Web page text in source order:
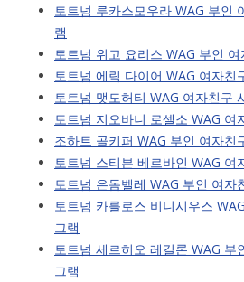
토트넘 루카스모우라 WAG 부인
램
토트넘 위고 요리스 WAG 부인
토트넘 에릭 다이어 WAG 여자친
토트넘 맷도허티 WAG 여자친구
토트넘 지오바니 로셀소 WAG 여
조하트 골키퍼 WAG 부인 여자친
토트넘 스티븐 베르바인 WAG 여
토트넘 은돔벨레 WAG 부인 여자
토트넘 카를로스 비니시우스
그램
토트넘 세르히오 레길론 WAG
그램